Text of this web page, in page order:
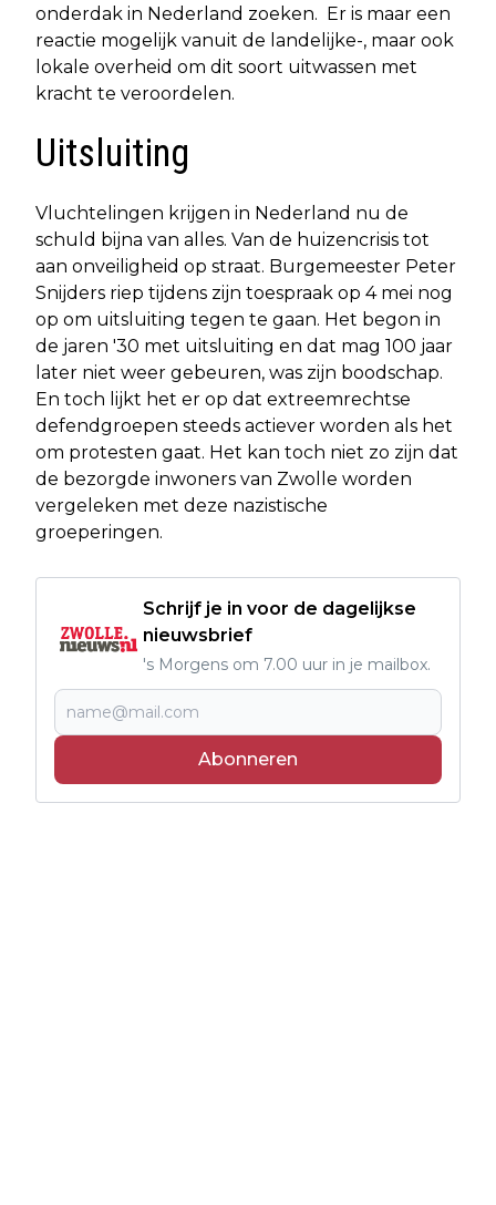
onderdak in Nederland zoeken. Er is maar een
reactie mogelijk vanuit de landelijke-, maar ook
lokale overheid om dit soort uitwassen met
kracht te veroordelen.
Uitsluiting
Vluchtelingen krijgen in Nederland nu de
schuld bijna van alles. Van de huizencrisis tot
aan onveiligheid op straat. Burgemeester Peter
Snijders riep tijdens zijn toespraak op 4 mei nog
op om uitsluiting tegen te gaan. Het begon in
de jaren '30 met uitsluiting en dat mag 100 jaar
later niet weer gebeuren, was zijn boodschap.
En toch lijkt het er op dat extreemrechtse
defendgroepen steeds actiever worden als het
om protesten gaat. Het kan toch niet zo zijn dat
de bezorgde inwoners van Zwolle worden
vergeleken met deze nazistische
groeperingen.
Schrijf je in voor de dagelijkse
nieuwsbrief
's Morgens om 7.00 uur in je mailbox.
Abonneren